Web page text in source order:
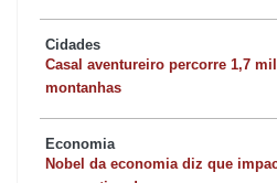
Cidades
Casal aventureiro percorre 1,7
montanhas
Economia
Nobel da economia diz que